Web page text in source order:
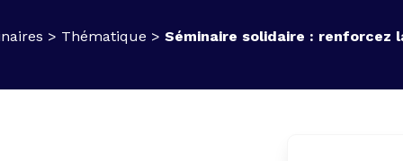
> Thématique > Séminaire solidaire : renforcez